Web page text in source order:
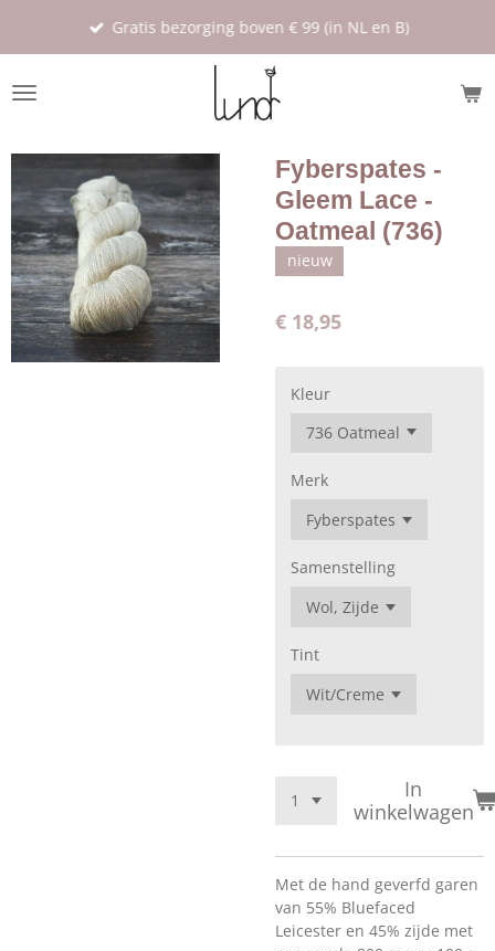
de
Gratis bezorging boven € 99 (in NL en B)
Fyberspates -
Gleem Lace -
Oatmeal (736)
nieuw
€ 18,95
Kleur
Merk
Samenstelling
Tint
In
winkelwagen
Met de hand geverfd garen
van 55% Bluefaced
Leicester en 45% zijde met